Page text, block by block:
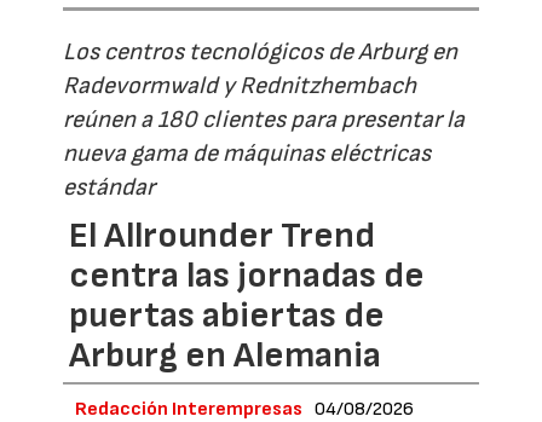
Los centros tecnológicos de Arburg en
Radevormwald y Rednitzhembach
reúnen a 180 clientes para presentar la
nueva gama de máquinas eléctricas
estándar
El Allrounder Trend
centra las jornadas de
puertas abiertas de
Arburg en Alemania
Redacción Interempresas 04/08/2026